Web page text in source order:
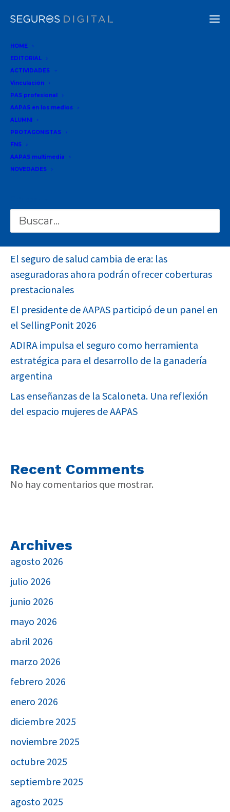
HOME
EDITORIAL
ACTIVIDADES
Vinculación
PAS profesional
AAPAS en los medios
ALUMNI
PROTAGONISTAS
FNS
AAPAS multimedia
NOVEDADES
Recent Posts
El seguro de salud cambia de era: las
aseguradoras ahora podrán ofrecer coberturas
prestacionales
El presidente de AAPAS participó de un panel en
el SellingPonit 2026
ADIRA impulsa el seguro como herramienta
estratégica para el desarrollo de la ganadería
argentina
Las enseñanzas de la Scaloneta. Una reflexión
del espacio mujeres de AAPAS
Recent Comments
No hay comentarios que mostrar.
Archives
agosto 2026
julio 2026
junio 2026
mayo 2026
abril 2026
marzo 2026
febrero 2026
enero 2026
diciembre 2025
noviembre 2025
octubre 2025
septiembre 2025
agosto 2025